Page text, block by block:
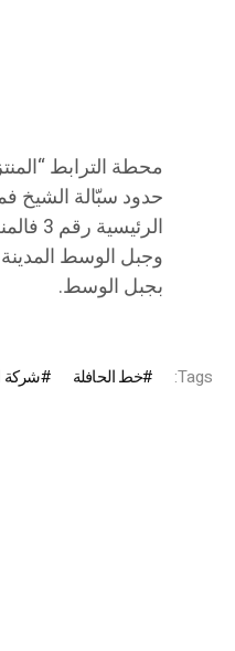
حدود سبّالة الشيخ
وجبل الوسط
بجبل الوسط.
Tags: خط الحافلة شركة